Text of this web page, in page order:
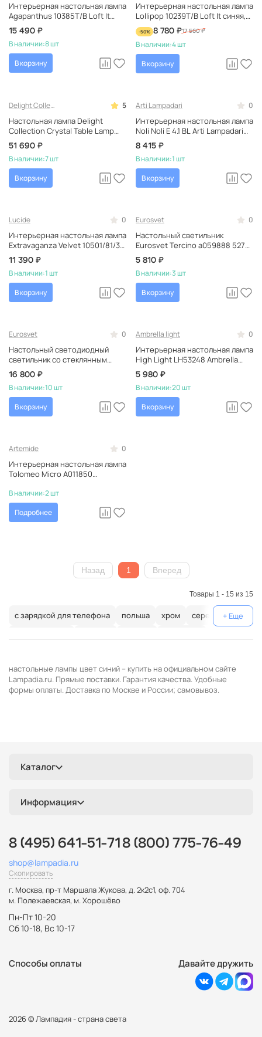
Интерьерная настольная лампа
Agapanthus 10385T/B Loft It
белая, с цветами,
керамическая, тканевая
15 490 ₽
В наличии:8 шт
В корзину
Интерьерная настольная лампа
Lollipop 10239T/B Loft It синяя,
светодиодная, креативная, в
форме шара
-50% 8 780 ₽17 560 ₽
В наличии:4 шт
В корзину
Delight Collection 5
Настольная лампа Delight
Collection Crystal Table Lamp
BRTL3022 синяя, в кабинет,
итальянская, прикроватная
51 690 ₽
В наличии:7 шт
В корзину
Arti Lampadari 0
Интерьерная настольная лампа
Noli Noli E 4.1 BL Arti Lampadari
белая, итальянская,
керамическая, тканевая
8 415 ₽
В наличии:1 шт
В корзину
Lucide 0
Интерьерная настольная лампа
Extravaganza Velvet 10501/81/37
Lucide синяя, тканевая,
прикроватная
11 390 ₽
В наличии:1 шт
В корзину
Eurosvet 0
Настольный светильник
Eurosvet Tercino a059888 5278
Tercino Blue синий, тканевый,
прикроватный
5 810 ₽
В наличии:3 шт
В корзину
Eurosvet 0
Настольный светодиодный
светильник со стеклянным
плафоном Eurosvet Frasco
80507/1 синий a069348
16 800 ₽
В наличии:10 шт
В корзину
Ambrella light 0
Интерьерная настольная лампа
High Light LH53248 Ambrella
белая, керамическая,
прикроватная, в стиле модерн
5 980 ₽
В наличии:20 шт
В корзину
Artemide 0
Интерьерная настольная лампа
Tolomeo Micro A011850
В наличии:2 шт
Подробнее
Назад 1 Вперед
Товары 1 - 15 из 15
с зарядкой для телефона польша хром
серебристые
оранжевые
советские розовые
бирюзовые
ночники
металлические золотые
галогеновые
зеленые
белые с часами
зеленые ретро
гибкие
большие беспроводные USB
настольные лампы цвет синий – купить на официальном сайте
Lampadia.ru. Прямые поставки. Гарантия качества. Удобные
формы оплаты. Доставка по Москве и России; самовывоз.
Каталог
Информация
8 (495) 641-51-71 8 (800) 775-76-49
shop@lampadia.ru
Скопировать
г. Москва, пр-т Маршала Жукова, д. 2к2с1, оф. 704
м. Полежаевская, м. Хорошёво
Пн-Пт 10-20
Сб 10-18, Вс 10-17
Способы оплаты Давайте дружить
2026 © Лампадия - страна света